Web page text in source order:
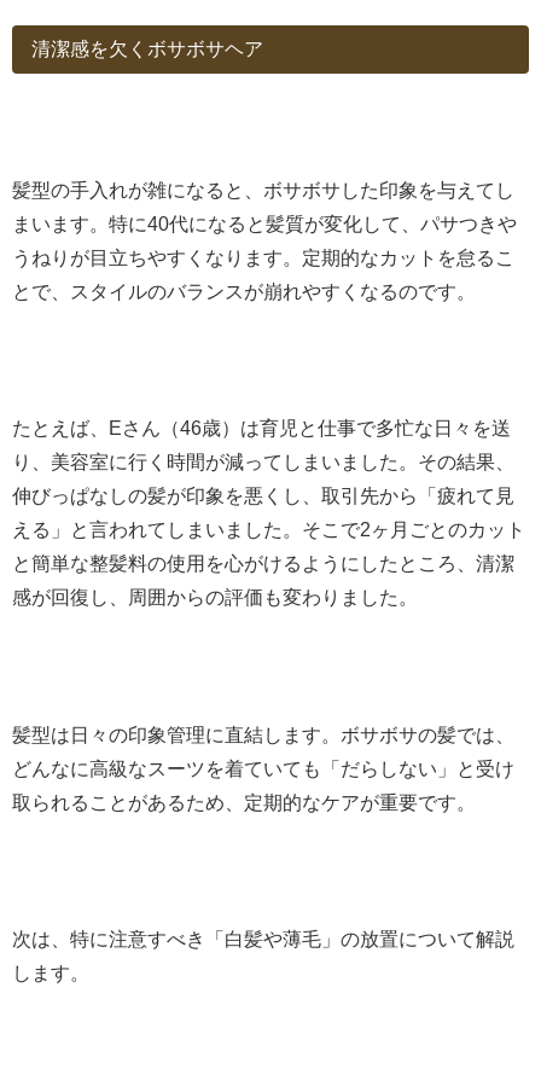
清潔感を欠くボサボサヘア
髪型の手入れが雑になると、ボサボサした印象を与えてし
まいます。特に40代になると髪質が変化して、パサつきや
うねりが目立ちやすくなります。定期的なカットを怠るこ
とで、スタイルのバランスが崩れやすくなるのです。
たとえば、Eさん（46歳）は育児と仕事で多忙な日々を送
り、美容室に行く時間が減ってしまいました。その結果、
伸びっぱなしの髪が印象を悪くし、取引先から「疲れて見
える」と言われてしまいました。そこで2ヶ月ごとのカット
と簡単な整髪料の使用を心がけるようにしたところ、清潔
感が回復し、周囲からの評価も変わりました。
髪型は日々の印象管理に直結します。ボサボサの髪では、
どんなに高級なスーツを着ていても「だらしない」と受け
取られることがあるため、定期的なケアが重要です。
次は、特に注意すべき「白髪や薄毛」の放置について解説
します。